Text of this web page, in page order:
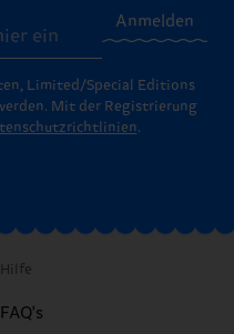
Anmelden
Limited/Special Editions
Mit der Registrierung
.
Hilfe
FAQ's